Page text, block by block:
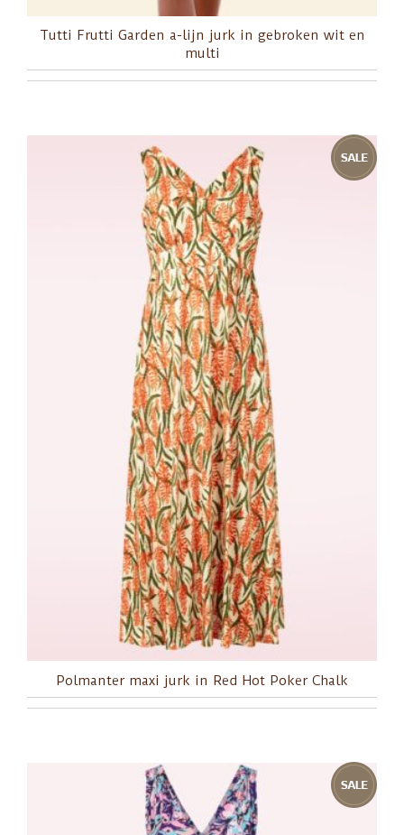
Tutti Frutti Garden a-lijn jurk in gebroken wit en
multi
Polmanter maxi jurk in Red Hot Poker Chalk